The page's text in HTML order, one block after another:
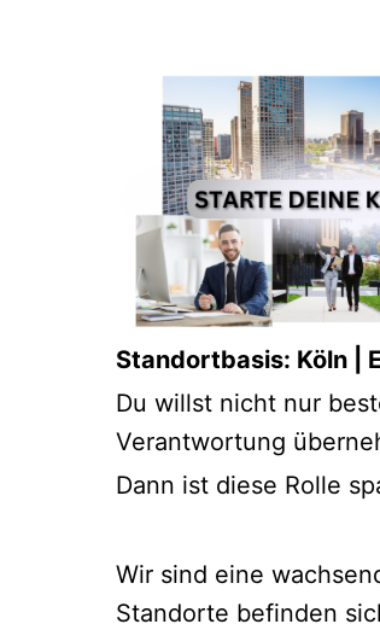
Standortbasis: Köln |
Du willst nicht nur
Verantwortung
Dann ist diese Rolle
Wir sind eine
Standorte befinden